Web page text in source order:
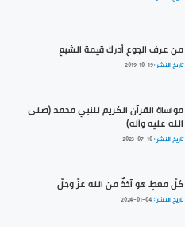
من عرف الجوع أدرك قيمة الشبع
تاريخ النشر :2019-10-19
مواساة القرآن الكريم للنبي محمد (صلى
الله عليه وآله)
تاريخ النشر :2023-07-10
كلّ معطٍ هو آخذٌ من الله عزّ وجلّ
تاريخ النشر : 2024-01-04